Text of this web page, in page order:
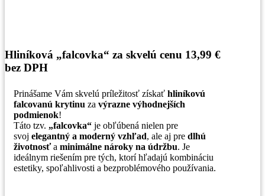
Hliníková „falcovka“ za skvelú cenu 13,99 €
bez DPH
Prinášame Vám skvelú príležitosť získať hliníkovú
falcovanú krytinu za výrazne výhodnejších
podmienok!
Táto tzv. „falcovka“ je obľúbená nielen pre
svoj elegantný a moderný vzhľad, ale aj pre dlhú
životnosťa minimálne nároky na údržbu. Je
ideálnym riešením pre tých, ktorí hľadajú kombináciu
estetiky, spoľahlivosti a bezproblémového používania.